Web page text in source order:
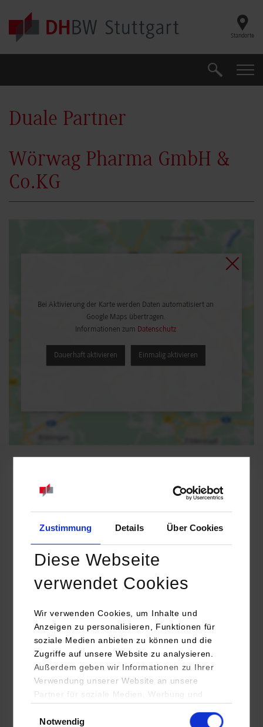
Zustimmung Details Über Cookies
Diese Webseite
verwendet Cookies
Wir verwenden Cookies, um Inhalte und
Anzeigen zu personalisieren, Funktionen für
soziale Medien anbieten zu können und die
Zugriffe auf unsere Website zu analysieren.
Außerdem geben wir Informationen zu Ihrer
Verwendung unserer Website an unsere
Partner für soziale Medien, Werbung und
YouTube, Google Maps) führen diese
Notwendig
Skip to main content
Standorte
Suche
Duale Partner
Wörwag Pharma GmbH &
Co.KG
Bei Aktivierung der Karte werden Daten automatisiert an
Google Maps übertragen.
Informationen zum Datenschutz
Dauerhaft aktivieren Einmalig aktivieren
Wirtschaftsinformatik / Dienstleistungsmanagement
Wörwag Pharma GmbH & Co.KG
Flugfeld-Allee 24
Böblingen
Matthijs de Heus
info@woerwagpharma.com